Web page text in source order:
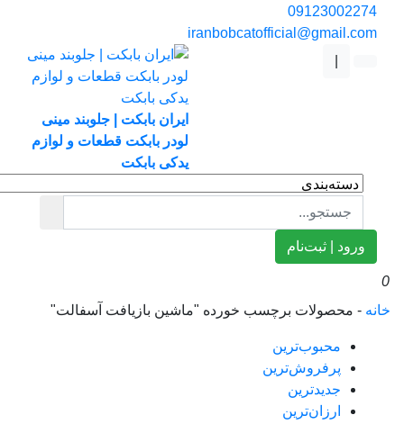
ایران بابکت | جلوبند مینی
لودر بابکت قطعات و لوازم
یدکی بابکت
ورود | ثبت‌نام
-محصولات برچسب خورده "ماشین بازیافت آسفالت"
محبوب‌ترین
پرفروش‌ترین
جدیدترین
ارزان‌ترین